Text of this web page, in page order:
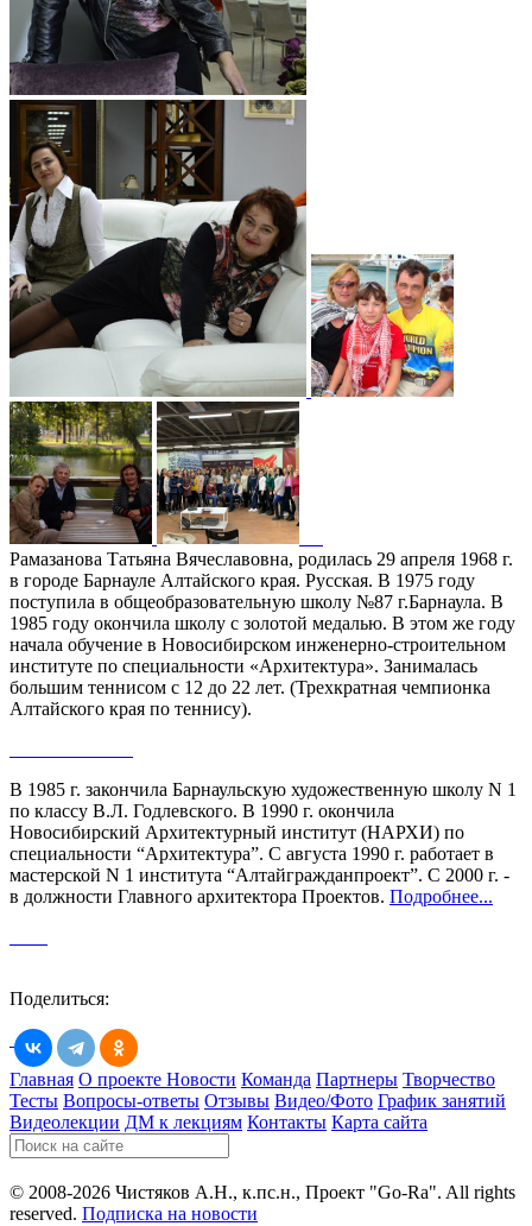
Рамазанова Татьяна Вячеславовна, родилась 29 апреля 1968 г.
в городе Барнауле Алтайского края. Русская. В 1975 году
поступила в общеобразовательную школу №87 г.Барнаула. В
1985 году окончила школу с золотой медалью. В этом же году
начала обучение в Новосибирском инженерно-строительном
институте по специальности «Архитектура». Занималась
большим теннисом с 12 до 22 лет. (Трехкратная чемпионка
Алтайского края по теннису).
В 1985 г. закончила Барнаульскую художественную школу N 1
по классу В.Л. Годлевского. В 1990 г. окончила
Новосибирский Архитектурный институт (НАРХИ) по
специальности “Архитектура”. С августа 1990 г. работает в
мастерской N 1 института “Алтайгражданпроект”. С 2000 г. -
в должности Главного архитектора Проектов. Подробнее...
Поделиться:
Главная О проекте Новости Команда Партнеры Творчество
Тесты Вопросы-ответы Отзывы Видео/Фото График занятий
Видеолекции ДМ к лекциям Контакты Карта сайта
© 2008-2026 Чистяков А.Н., к.пс.н., Проект "Go-Ra". All rights
reserved. Подписка на новости